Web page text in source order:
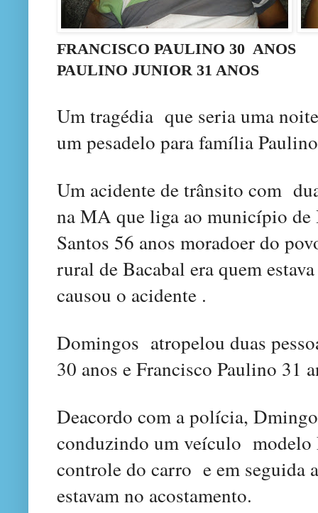
FRANCISCO PAULINO
PAULINO JUNIOR 31 ANOS
Um tragédia que seria uma
um pesadelo para família Paul
Um acidente de trânsito com
na MA que liga ao município
Santos 56 anos moradoer do
rural de Bacabal era queme
causou o acidente .
Domingos atropelou duas
30 anos eFrancisco Paulino 31
Deacordo com apolícia,
conduzindo umveículo modelo
controle do carro e em seguida
estavam no acostamento.